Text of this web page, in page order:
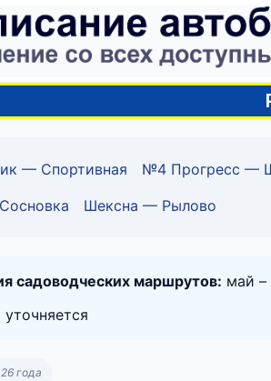
— Спортивная №4 Прогресс —
Шексна — Рылово
садоводческих маршрутов: май –
уточняется
года